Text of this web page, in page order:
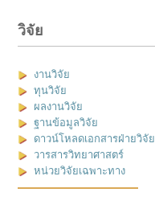
วิจัย
งานวิจัย
ทุนวิจัย
ผลงานวิจัย
ฐานข้อมูลวิจัย
ดาวน์โหลดเอกสารฝ่ายวิจัย
วารสารวิทยาศาสตร์
หน่วยวิจัยเฉพาะทาง